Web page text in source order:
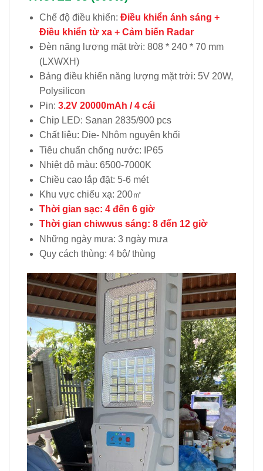
Chế độ điều khiển: Điều khiển ánh sáng +
Điều khiển từ xa + Cảm biến Radar
Đèn năng lượng mặt trời: 808 * 240 * 70 mm
(LXWXH)
Bảng điều khiển năng lượng mặt trời: 5V 20W,
Polysilicon
Pin: 3.2V 20000mAh / 4 cái
Chip LED: Sanan 2835/900 pcs
Chất liệu: Die- Nhôm nguyên khối
Tiêu chuẩn chống nước: IP65
Nhiệt độ màu: 6500-7000K
Chiều cao lắp đặt: 5-6 mét
Khu vực chiếu xạ: 200㎡
Thời gian sạc: 4 đến 6 giờ
Thời gian chiwwus sáng: 8 đến 12 giờ
Những ngày mưa: 3 ngày mưa
Quy cách thùng: 4 bộ/ thùng